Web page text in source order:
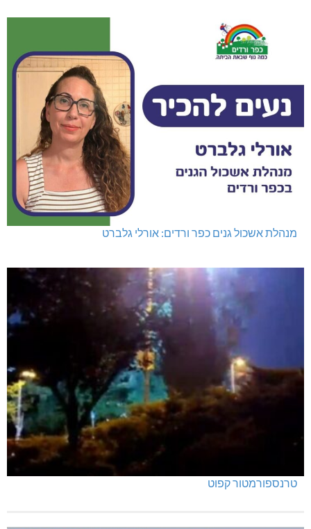
מנהלת אשכול גנים כפר ורדים: אורלי גלברט
טרנספורמטור קפוט